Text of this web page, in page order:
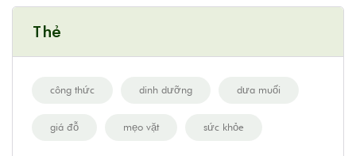
Thẻ
công thức dinh dưỡng dưa muối
giá đỗ mẹo vặt sức khỏe